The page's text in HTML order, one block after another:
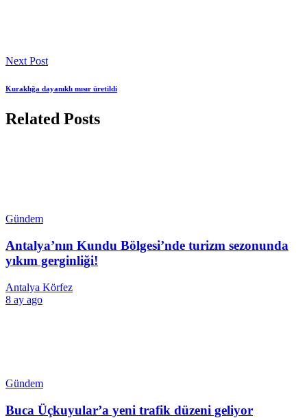
Next Post
Kuraklığa dayanıklı mısır üretildi
Related Posts
Gündem
Antalya’nın Kundu Bölgesi’nde turizm sezonunda
yıkım gerginliği!
Antalya Körfez
8 ay ago
Gündem
Buca Üçkuyular’a yeni trafik düzeni geliyor